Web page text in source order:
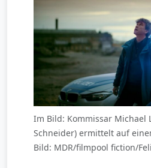
Im Bild: Kommissar Michael
Schneider) ermittelt auf
Bild: MDR/filmpool fiction/